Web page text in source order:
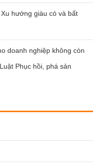
hướng giàu có và bất
doanh nghiệp không còn
Phục hồi, phá sản